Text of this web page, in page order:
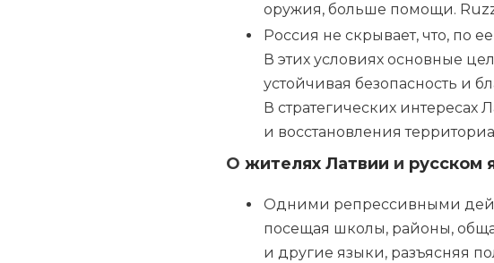
оружия, больше помощи.
Россия не скрывает, что, по
В этих условиях основные
устойчивая безопасность и
В стратегических
и восстановления
О жителях Латвии и русском
Одними репрессивными
посещая школы, районы,
и другие языки, разъясняя